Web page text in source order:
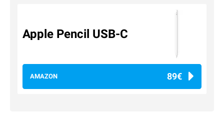
Apple Pencil USB-C
AMAZON 89€